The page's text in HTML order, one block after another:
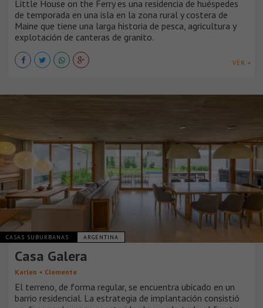
Little House on the Ferry es una residencia de huéspedes
de temporada en una isla en la zona rural y costera de
Maine que tiene una larga historia de pesca, agricultura y
explotación de canteras de granito.
VER +
CASAS SUBURBANAS ARGENTINA
Casa Galera
Karlen + Clemente
El terreno, de forma regular, se encuentra ubicado en un
barrio residencial. La estrategia de implantación consistió